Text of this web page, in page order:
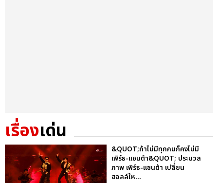
เรื่องเด่น
&QUOT;ถ้าไม่มีทุกคนก็คงไม่มี
เพิร์ธ-แซนต้า&QUOT; ประมวล
ภาพ เพิร์ธ-แซนต้า เปลี่ยน
ฮอลล์ให...